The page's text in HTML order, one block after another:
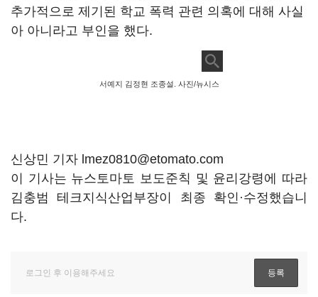
추가적으로 제기된 학교 폭력 관련 의혹에 대해 사실
아 아니라고 부인을 했다.
서예지 김정현 조종설. 사진/뉴시스
신상민 기자 lmez0810@etomato.com
이 기사는 뉴스토마토 보도준칙 및 윤리강령에 따라
김충범 테크지식산업부장이 최종 확인·수정했습니
다.